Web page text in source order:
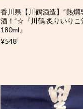
香川県【川鶴酒造】“熱燗
酒！”☆『川鶴 炙りいりこ
180ml』
¥548